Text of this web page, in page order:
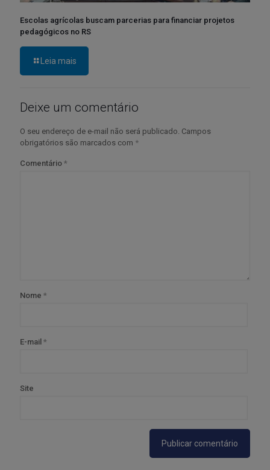
Escolas agrícolas buscam parcerias para financiar projetos
pedagógicos no RS
Leia mais
Deixe um comentário
O seu endereço de e-mail não será publicado. Campos
obrigatórios são marcados com *
Comentário *
Nome *
E-mail *
Site